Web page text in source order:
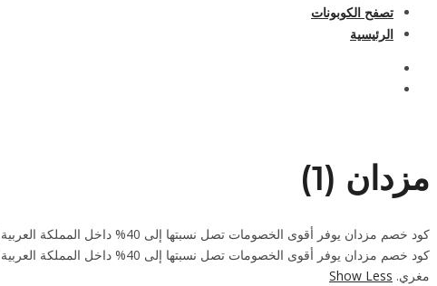
تصفح الكوبونات
الرئيسية
مزدان (1)
كود خصم مزدان يوفر أقوى الخصومات تصل نسبتها إلى 40% داخل المملكة العربية السعودية ودول الخليج على جميع المنتجات من خواتم وقلادات وأساور وأقراط، يمكنكم استخدامه عند...
كود خصم مزدان يوفر أقوى
مغري. Show Less